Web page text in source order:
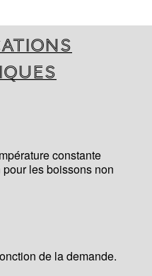
constante
les boissons non
de la demande.